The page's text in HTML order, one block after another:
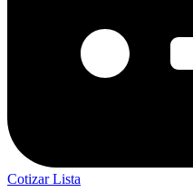
Cotizar Lista